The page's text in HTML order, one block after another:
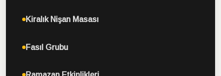
Kiralık Nişan Masası
Fasıl Grubu